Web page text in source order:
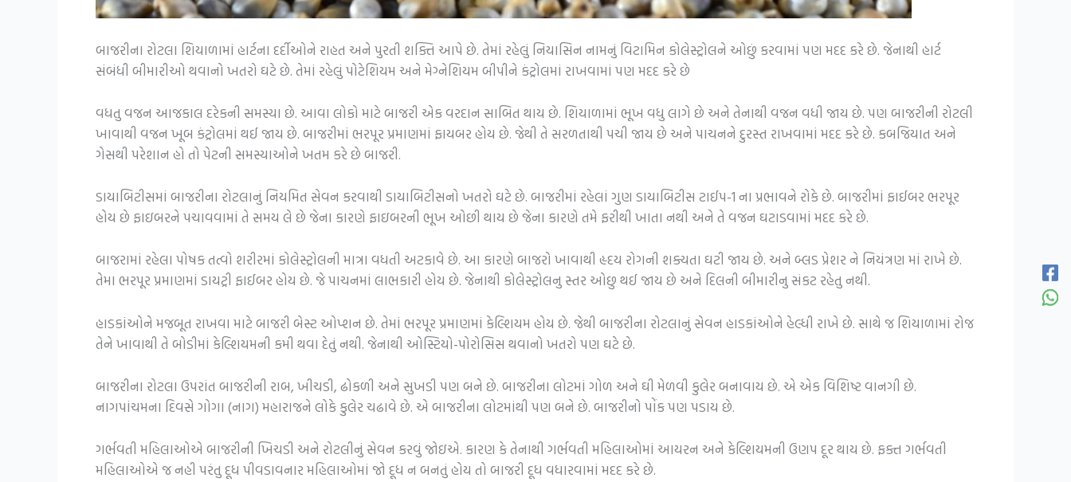
બાજરીના રોટલા શિયાળામાં હાર્ટના દર્દીઓને રાહત અને પુરતી શક્તિ આપે છે. તેમાં રહેલું નિયાસિન નામનું વિટામિન કોલેસ્ટ્રોલને ઓછું કરવામાં પણ મદદ કરે છે. જેનાથી હાર્ટ
સંબંધી બીમારીઓ થવાનો ખતરો ઘટે છે. તેમાં રહેલું પોટેશિયમ અને મેગ્નેશિયમ બીપીને કંટ્રોલમાં રાખવામાં પણ મદદ કરે છે
વધતુ વજન આજકાલ દરેકની સમસ્યા છે. આવા લોકો માટે બાજરી એક વરદાન સાબિત થાય છે. શિયાળામાં ભૂખ વધુ લાગે છે અને તેનાથી વજન વધી જાય છે. પણ બાજરીની રોટલી
ખાવાથી વજન ખૂબ કંટ્રોલમાં થઈ જાય છે. બાજરીમાં ભરપૂર પ્રમાણમાં ફાયબર હોય છે. જેથી તે સરળતાથી પચી જાય છે અને પાચનને દુરસ્ત રાખવામાં મદદ કરે છે. કબજિયાત અને
ગેસથી પરેશાન હો તો પેટની સમસ્યાઓને ખતમ કરે છે બાજરી.
ડાયાબિટીસમાં બાજરીના રોટલાનું નિયમિત સેવન કરવાથી ડાયાબિટીસનો ખતરો ઘટે છે. બાજરીમાં રહેલાં ગુણ ડાયાબિટીસ ટાઈપ-1 ના પ્રભાવને રોકે છે. બાજરીમાં ફાઈબર ભરપૂર
હોય છે ફાઇબરને પચાવવામાં તે સમય લે છે જેના કારણે ફાઇબરની ભૂખ ઓછી થાય છે જેના કારણે તમે ફરીથી ખાતા નથી અને તે વજન ઘટાડવામાં મદદ કરે છે.
બાજરામાં રહેલા પોષક તત્વો શરીરમાં કોલેસ્ટ્રોલની માત્રા વધતી અટકાવે છે. આ કારણે બાજરો ખાવાથી હૃદય રોગની શક્યતા ઘટી જાય છે. અને બ્લડ પ્રેશર ને નિયંત્રણ માં રાખે છે.
તેમા ભરપૂર પ્રમાણમાં ડાયટ્રી ફાઈબર હોય છે. જે પાચનમાં લાભકારી હોય છે. જેનાથી કોલેસ્ટ્રોલનુ સ્તર ઓછુ થઈ જાય છે અને દિલની બીમારીનુ સંકટ રહેતુ નથી.
હાડકાંઓને મજબૂત રાખવા માટે બાજરી બેસ્ટ ઓપ્શન છે. તેમાં ભરપૂર પ્રમાણમાં કેલ્શિયમ હોય છે. જેથી બાજરીના રોટલાનું સેવન હાડકાંઓને હેલ્ધી રાખે છે. સાથે જ શિયાળામાં રોજ
તેને ખાવાથી તે બોડીમાં કેલ્શિયમની કમી થવા દેતું નથી. જેનાથી ઓસ્ટિયો-પોરોસિસ થવાનો ખતરો પણ ઘટે છે.
બાજરીના રોટલા ઉપરાંત બાજરીની રાબ, ખીચડી, ઢોકળી અને સુખડી પણ બને છે. બાજરીના લોટમાં ગોળ અને ઘી મેળવી કુલેર બનાવાય છે. એ એક વિશિષ્ટ વાનગી છે.
નાગપાંચમના દિવસે ગોગા (નાગ) મહારાજને લોકે કુલેર ચઢાવે છે. એ બાજરીના લોટમાંથી પણ બને છે. બાજરીનો પોંક પણ પડાય છે.
ગર્ભવતી મહિલાઓએ બાજરીની ખિચડી અને રોટલીનું સેવન કરવું જોઇએ. કારણ કે તેનાથી ગર્ભવતી મહિલાઓમાં આયરન અને કેલ્શિયમની ઉણપ દૂર થાય છે. ફક્ત ગર્ભવતી
મહિલાઓએ જ નહી પરંતુ દૂધ પીવડાવનાર મહિલાઓમાં જો દૂધ ન બનતું હોય તો બાજરી દૂધ વધારવામાં મદદ કરે છે.